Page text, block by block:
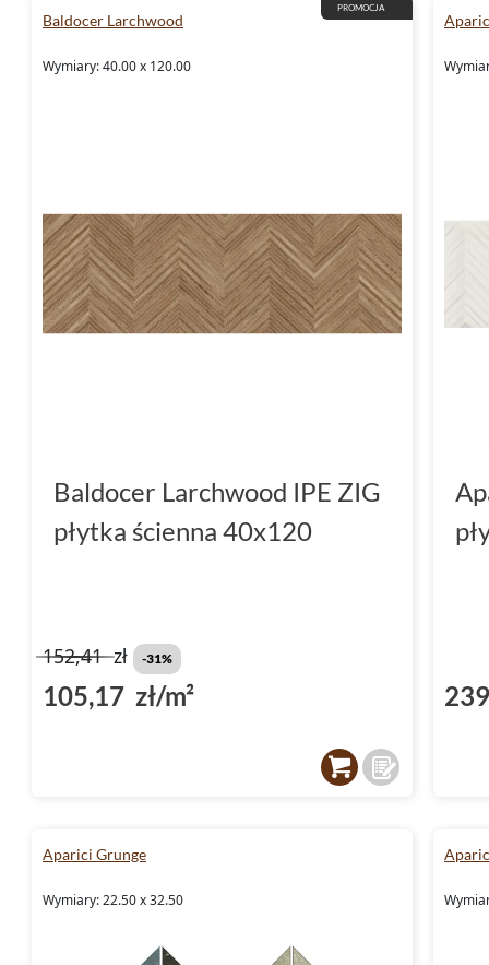
PROMOCJA
Baldocer Larchwood
Wymiary: 40.00 x 120.00
Baldocer Larchwood IPE ZIG
płytka ścienna 40x120
152,41zł -31%
105,17 zł/m²
Aparici Grunge
Wymiary: 22.50 x 32.50